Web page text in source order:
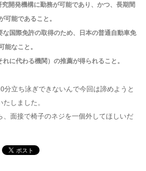
開発機構に勤務が可能であり、かつ、長期間
可能であること。
な国際免許の取得のため、日本の普通自動車免
能なこと。
に代わる機関）の推薦が得られること。
分立ち泳ぎできないんで今回は諦めようと
しました。
、面接で椅子のネジを一個外してほしいだ